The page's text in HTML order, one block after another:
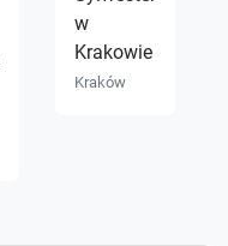
w
Krakowie
Kraków